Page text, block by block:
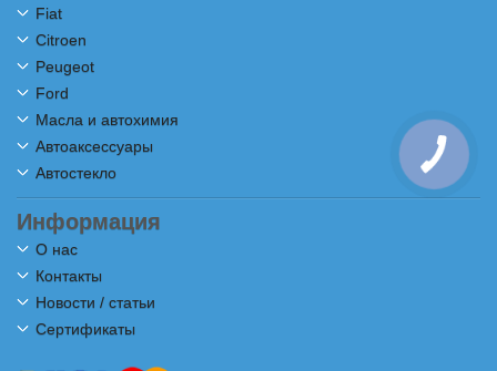
Fiat
Citroen
Peugeot
Ford
Масла и автохимия
Автоаксессуары
Автостекло
Информация
О нас
Контакты
Новости / статьи
Сертификаты